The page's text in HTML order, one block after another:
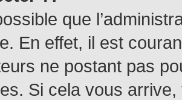
que
En effet, il est
ne postant pas
Si cela vous